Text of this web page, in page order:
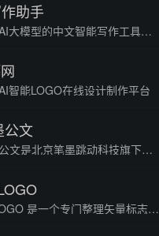
助手
基于AI大模型的中文智能写作工具，面向学生、自媒体、职场人士提供一站式文本创作服务 核心定位 AI写作助手是依托人工智能技术打造的创作辅助平台，专注中文文本生成与优化，帮助用户快速完成各类文案、文章、论文等内容创作，提升写作效率 核心功能 ...
智能LOGO在线设计制作平台
公文
笔墨公文是北京笔墨跳动科技旗下垂直公文赛道 AIGC 创作平台，深耕体制公文专业场景，依托海量标准公文语料训练专属大模型。平台整合 AI 公文生成、全维度智能校对、范文库、实时更新素材库、标准化公文模板五大核心板块，兼顾公文快速撰写、文稿合...
HDLOGO 是一个专门整理矢量标志和图标的网站，提供各类品牌和公司的矢量标志下载服务，主要面向设计师、营销人员和企业用户，帮他们获取高质量的品牌标识资源。